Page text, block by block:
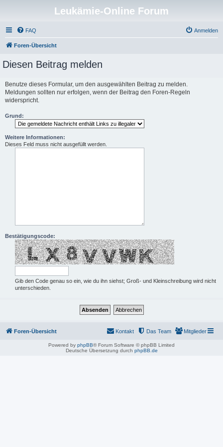
Leukämie-Online Forum
FAQ Anmelden
Foren-Übersicht
Diesen Beitrag melden
Benutze dieses Formular, um den ausgewählten Beitrag zu melden.
Meldungen sollten nur erfolgen, wenn der Beitrag den Foren-Regeln
widerspricht.
Grund:
Weitere Informationen:
Dieses Feld muss nicht ausgefüllt werden.
Bestätigungscode:
Gib den Code genau so ein, wie du ihn siehst; Groß- und Kleinschreibung wird nicht
unterschieden.
Foren-Übersicht Mitglieder
Das Team
Kontakt
Powered by phpBB® Forum Software © phpBB Limited
Deutsche Übersetzung durch phpBB.de